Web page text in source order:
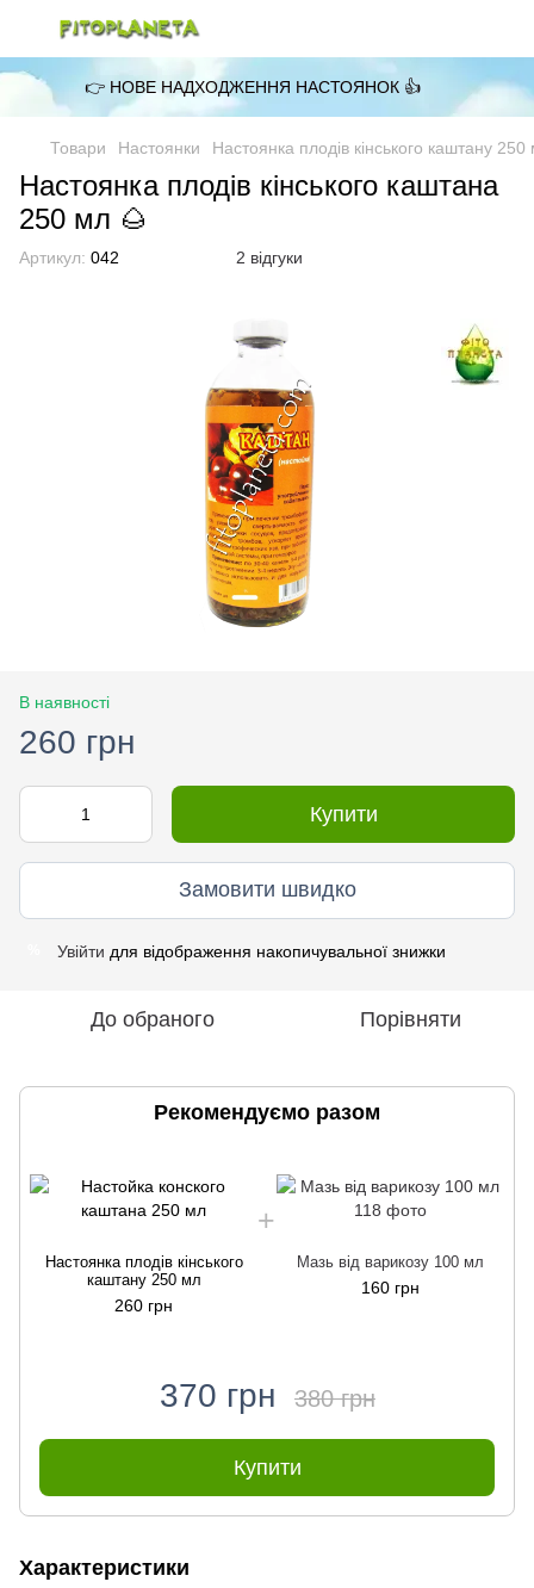
👉 НОВЕ НАДХОДЖЕННЯ НАСТОЯНОК 👍
Товари Настоянки Настоянка плодів кінського каштану 250
Настоянка плодів кінського каштана
250 мл 🌰
Артикул: 042 2 відгуки
В наявності
260 грн
Купити
Замовити швидко
Увійти для відображення накопичувальної знижки
До обраного Порівняти
Рекомендуємо разом
Настоянка плодів кінського
каштану 250 мл
260 грн
Мазь від варикозу 100 мл
160 грн
370 грн 380 грн
Купити
Характеристики